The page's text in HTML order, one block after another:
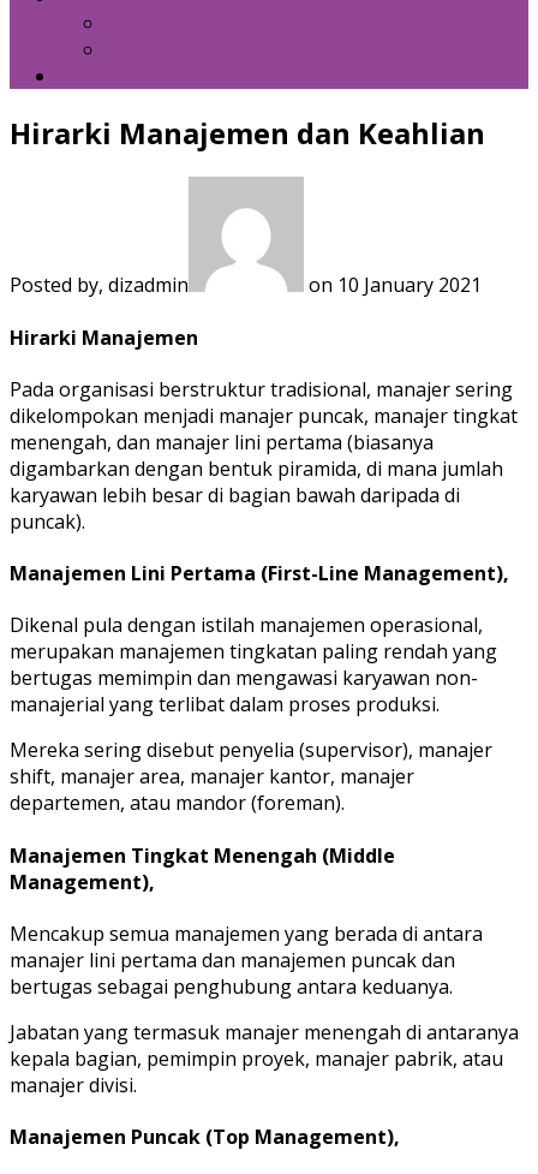
Hirarki Manajemen dan Keahlian
Posted by, dizadmin
on 10 January 2021
Hirarki Manajemen
Pada organisasi berstruktur tradisional, manajer sering
dikelompokan menjadi manajer puncak, manajer tingkat
menengah, dan manajer lini pertama (biasanya
digambarkan dengan bentuk piramida, di mana jumlah
karyawan lebih besar di bagian bawah daripada di
puncak).
Manajemen Lini Pertama (First-Line Management),
Dikenal pula dengan istilah manajemen operasional,
merupakan manajemen tingkatan paling rendah yang
bertugas memimpin dan mengawasi karyawan non-
manajerial yang terlibat dalam proses produksi.
Mereka sering disebut penyelia (supervisor), manajer
shift, manajer area, manajer kantor, manajer
departemen, atau mandor (foreman).
Manajemen Tingkat Menengah (Middle
Management),
Mencakup semua manajemen yang berada di antara
manajer lini pertama dan manajemen puncak dan
bertugas sebagai penghubung antara keduanya.
Jabatan yang termasuk manajer menengah di antaranya
kepala bagian, pemimpin proyek, manajer pabrik, atau
manajer divisi.
Manajemen Puncak (Top Management),